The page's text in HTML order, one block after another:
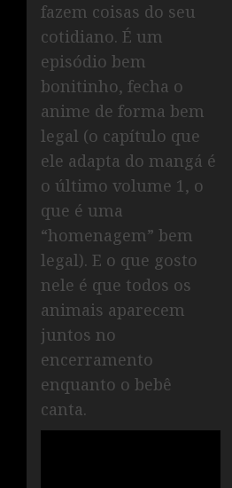
fazem coisas do seu
cotidiano. É um
episódio bem
bonitinho, fecha o
anime de forma bem
legal (o capítulo que
ele adapta do mangá é
o último volume 1, o
que é uma
“homenagem” bem
legal). E o que gosto
nele é que todos os
animais aparecem
juntos no
encerramento
enquanto o bebê
canta.